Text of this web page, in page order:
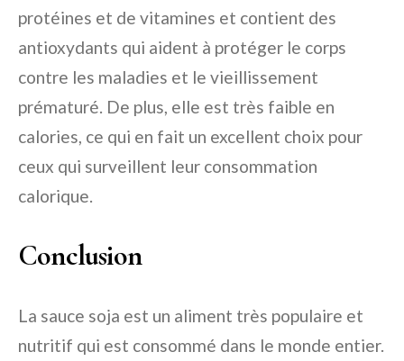
protéines et de vitamines et contient des
antioxydants qui aident à protéger le corps
contre les maladies et le vieillissement
prématuré. De plus, elle est très faible en
calories, ce qui en fait un excellent choix pour
ceux qui surveillent leur consommation
calorique.
Conclusion
La sauce soja est un aliment très populaire et
nutritif qui est consommé dans le monde entier.